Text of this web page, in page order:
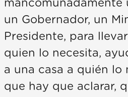
mancomunadamente
un Gobernador, un
Presidente, para
quien lo necesita,
a una casa a quién lo
que hay que aclarar,